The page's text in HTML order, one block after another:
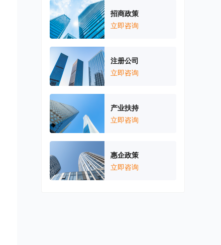
招商政策
立即咨询
注册公司
立即咨询
产业扶持
立即咨询
惠企政策
立即咨询